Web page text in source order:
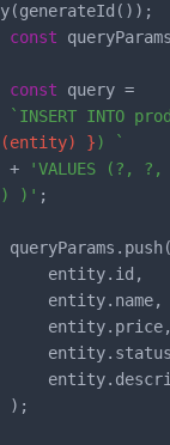
const
const query =
`INSERT INTO
}) `
            +
'VALUES (?,
)' ;